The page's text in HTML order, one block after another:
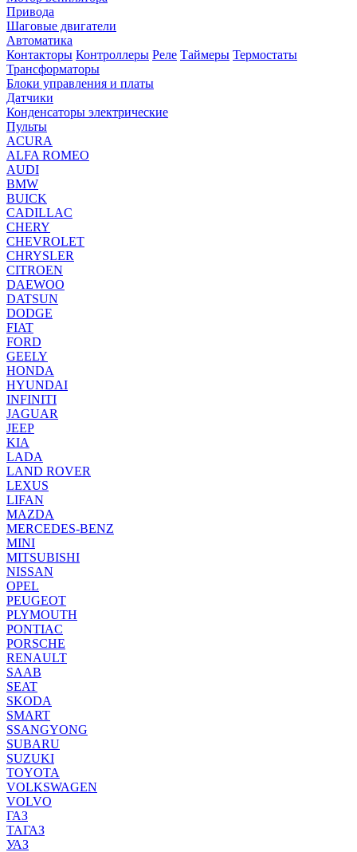
Привода
Шаговые двигатели
Автоматика
Контакторы Контроллеры Реле Таймеры Термостаты
Трансформаторы
Блоки управления и платы
Датчики
Конденсаторы электрические
Пульты
ACURA
ALFA ROMEO
AUDI
BMW
BUICK
CADILLAC
CHERY
CHEVROLET
CHRYSLER
CITROEN
DAEWOO
DATSUN
DODGE
FIAT
FORD
GEELY
HONDA
HYUNDAI
INFINITI
JAGUAR
JEEP
KIA
LADA
LAND ROVER
LEXUS
LIFAN
MAZDA
MERCEDES-BENZ
MINI
MITSUBISHI
NISSAN
OPEL
PEUGEOT
PLYMOUTH
PONTIAC
PORSCHE
RENAULT
SAAB
SEAT
SKODA
SMART
SSANGYONG
SUBARU
SUZUKI
TOYOTA
VOLKSWAGEN
VOLVO
ГАЗ
ТАГАЗ
УАЗ